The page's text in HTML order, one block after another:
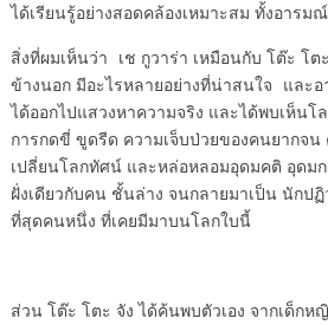
ได้เรียนรู้อย่างสอดคล้องเหมาะสม ทั้งอาร
สิ่งที่ผมเห็นว่า เช กูวาร่า เหมือนกับ โต๊ะ โต
ข้างนอก มีอะไรหลายอย่างที่น่าสนใจ และอ
ได้ออกไปแสวงหาความจริง และได้พบเห็นโ
การกดขี่ ขูดรีด ความเจ็บป่วยของคนยากจ
เปลี่ยนโลกทัศน์ และหล่อหลอมอุดมคติ อุดม
ฝั่งเดียวกับคน ชั้นล่าง จนกลายมาเป็น นักป
ที่สุดคนหนึ่ง ที่เคยมีมาบนโลกใบนี้
ส่วน โต๊ะ โตะ จัง ได้ค้นพบตัวเอง จากเด็กห